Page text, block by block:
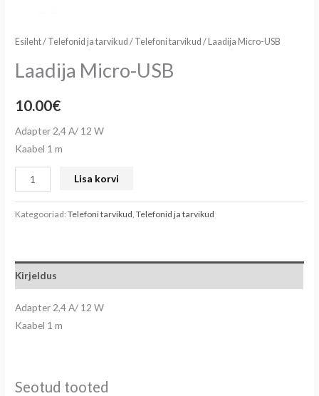
Esileht/ Telefonid ja tarvikud / Telefoni tarvikud / Laadija Micro-USB
Laadija Micro-USB
10.00€
Adapter 2,4 A/ 12 W
Kaabel 1 m
Lisa korvi
Kategooriad:Telefoni tarvikud,Telefonid ja tarvikud
Kirjeldus
Adapter 2,4 A/ 12 W
Kaabel 1 m
Seotud tooted